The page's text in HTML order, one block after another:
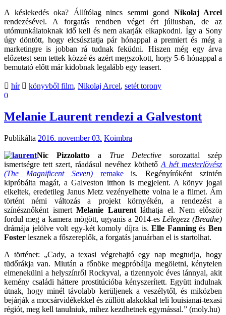
A késlekedés oka? Állítólag nincs semmi gond Nikolaj Arcel
rendezésével. A forgatás rendben véget ért júliusban, de az
utómunkálatoknak idő kell és nem akarják elkapkodni. Így a Sony
úgy döntött, hogy elcsúsztatja pár hónappal a premiert és még a
marketingre is jobban rá tudnak feküdni. Hiszen még egy árva
előzetest sem tettek közzé és azért megszokott, hogy 5-6 hónappal a
bemutató előtt már kidobnak legalább egy teasert.
hír könyvből film, Nikolaj Arcel, setét torony
0
Melanie Laurent rendezi a Galvestont
Publikálta 2016. november 03. Koimbra
Nic Pizzolattoa True Detective sorozattal szép
ismertségre tett szert, ráadásul nevéhez köthető A hét mesterlövész
(The Magnificent Seven)remakeis. Regényíróként szintén
kipróbálta magát, a Galveston itthon is megjelent. A könyv jogai
elkeltek, eredetileg Janus Metz vezényelhette volna le a filmet. Ám
történt némi változás a projekt környékén, a rendezést a
színésznőként ismertMelanie Laurentláthatja el. Nem először
fordul meg a kamera mögött, ugyanis a 2014-es Lélegezz (Breathe)
drámája jelölve volt egy-két komoly díjra is. Elle FanningésBen
Foster lesznek a főszereplők, a forgatás januárban el is startolhat.
A történet: „Cady, a texasi végrehajtó egy nap megtudja, hogy
tüdőrákja van. Miután a főnöke megpróbálja megöletni, kénytelen
elmenekülni a helyszínről Rockyval, a tizennyolc éves lánnyal, akit
kemény családi háttere prostitúcióba kényszerített. Együtt indulnak
útnak, hogy minél távolabb kerüljenek a veszélytől, és miközben
bejárják a mocsárvidékekkel és züllött alakokkal teli louisianai-texasi
régiót, meg kell tanulniuk, mihez kezdhetnek egymással.” (moly.hu)